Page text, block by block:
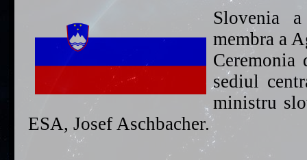
Slovenia
membra a
sediul
ministru
ESA, Josef Aschbacher.